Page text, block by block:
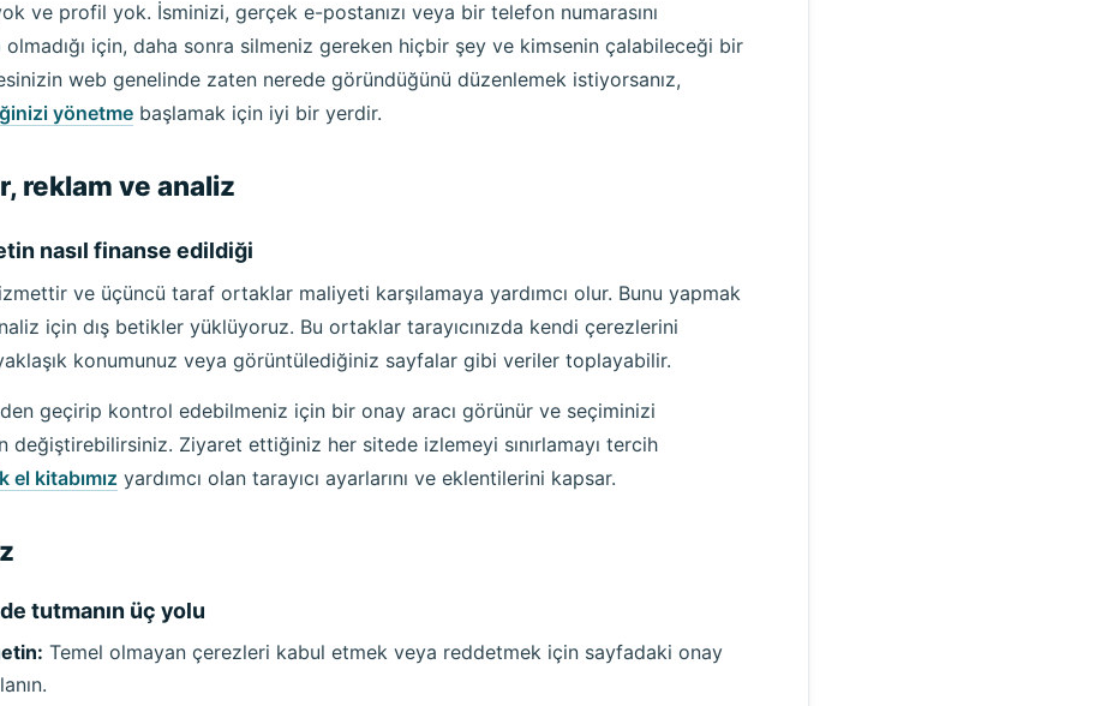
ve profil yok. İsminizi, gerçek e-postanızı veya bir telefon numarasını
olmadığı için, daha sonra silmeniz gereken hiçbir şey ve kimsenin çalabileceği bir
web genelinde zaten nerede göründüğünü düzenlemek istiyorsanız,
yönetme başlamak için iyi bir yerdir.
reklam ve analiz
nasıl finanse edildiği
ve üçüncü taraf ortaklar maliyeti karşılamaya yardımcı olur. Bunu yapmak
için dış betikler yüklüyoruz. Bu ortaklar tarayıcınızda kendi çerezlerini
konumunuz veya görüntülediğiniz sayfalar gibi veriler toplayabilir.
geçirip kontrol edebilmeniz için bir onay aracı görünür ve seçiminizi
değiştirebilirsiniz. Ziyaret ettiğiniz her sitede izlemeyi sınırlamayı tercih
el kitabımız yardımcı olan tarayıcı ayarlarını ve eklentilerini kapsar.
tutmanın üç yolu
Temel olmayan çerezleri kabul etmek veya reddetmek için sayfadaki onay